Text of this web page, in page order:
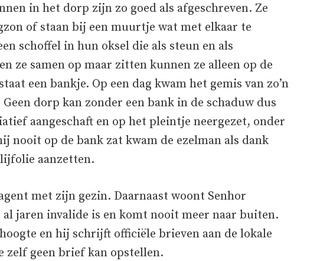
in het dorp zijn zo goed als afgeschreven. Ze
of staan bij een muurtje wat met elkaar te
schoffel in hun oksel die als steun en als
ze samen op maar zitten kunnen ze alleen op de
een bankje. Op een dag kwam het gemis van zo’n
dorp kan zonder een bank in de schaduw dus
aangeschaft en op het pleintje neergezet, onder
nooit op de bank zat kwam de ezelman als dank
aanzetten.
met zijn gezin. Daarnaast woont Senhor
jaren invalide is en komt nooit meer naar buiten.
en hij schrijft officiële brieven aan de lokale
zelf geen brief kan opstellen.